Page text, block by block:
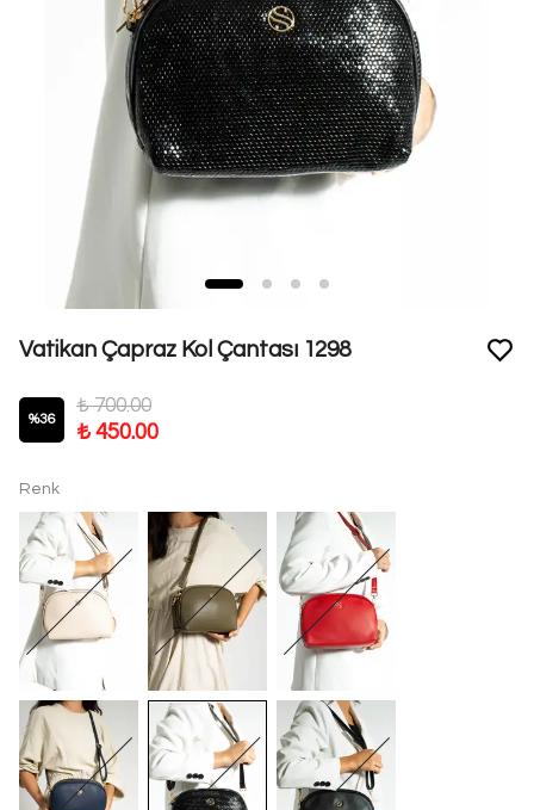
Vatikan Çapraz Kol Çantası 1298
%36
₺ 700.00
₺ 450.00
Renk